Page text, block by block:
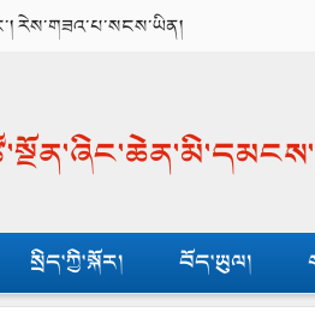
རེས་གཟའ་པ་སངས་ཡིན།
སྲིད་ཀྱི་སྐོར། བོད་ཡུལ།